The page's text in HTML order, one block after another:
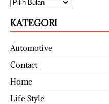
KATEGORI
Automotive
Contact
Home
Life Style